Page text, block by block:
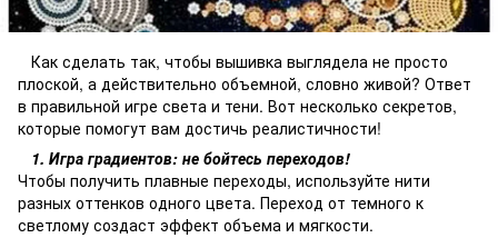
Как сделать так, чтобы вышивка выглядела не просто
плоской, а действительно объемной, словно живой? Ответ
в правильной игре света и тени. Вот несколько секретов,
которые помогут вам достичь реалистичности!
1. Игра градиентов: не бойтесь переходов!
Чтобы получить плавные переходы, используйте нити
разных оттенков одного цвета. Переход от темного к
светлому создаст эффект объема и мягкости.